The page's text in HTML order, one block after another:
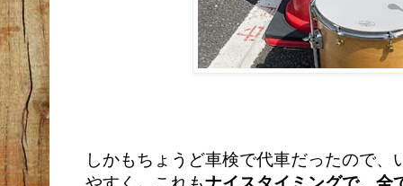
しかもちょうど車検で代車だったので、